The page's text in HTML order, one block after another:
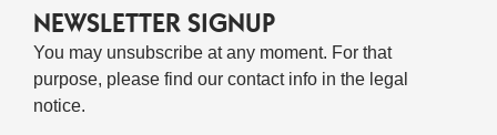
NEWSLETTER SIGNUP
You may unsubscribe at any moment. For that
purpose, please find our contact info in the legal
notice.